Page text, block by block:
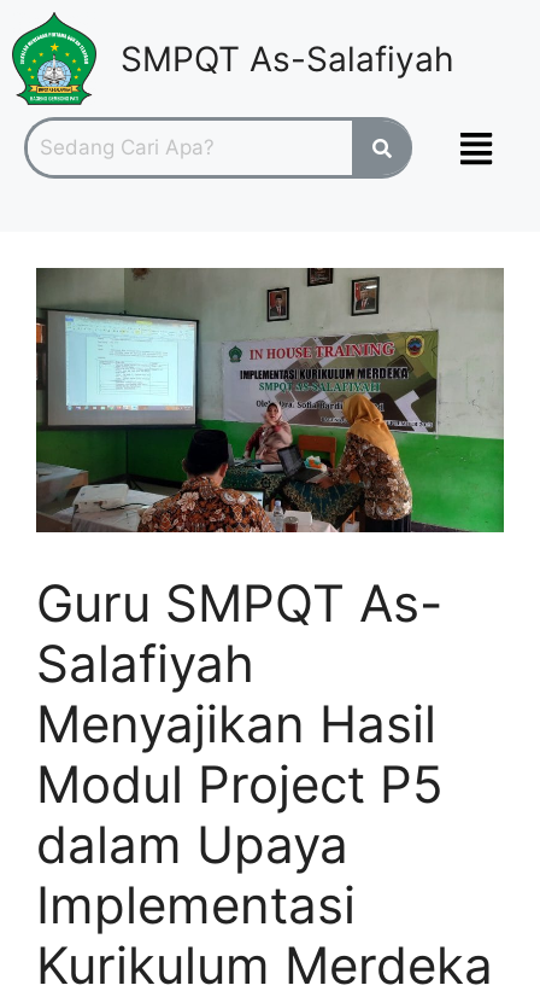
SMPQT As-Salafiyah
Guru SMPQT As-
Salafiyah
Menyajikan Hasil
Modul Project P5
dalam Upaya
Implementasi
Kurikulum Merdeka